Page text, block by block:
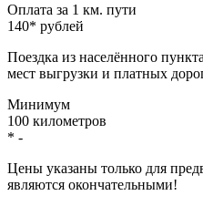
Оплата за 1 км. пути
140* рублей
Поездка из населённого
мест выгрузки и платных
Минимум
100 километров
* -
Цены указаны только для
являются окончательными!